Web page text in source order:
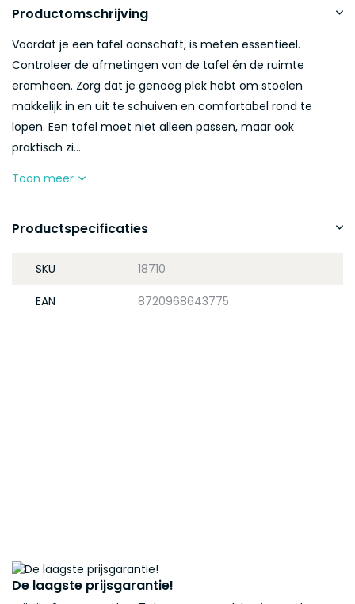
Productomschrijving
Voordat je een tafel aanschaft, is meten essentieel.
Controleer de afmetingen van de tafel én de ruimte
eromheen. Zorg dat je genoeg plek hebt om stoelen
makkelijk in en uit te schuiven en comfortabel rond te
lopen. Een tafel moet niet alleen passen, maar ook
praktisch zi...
Toon meer
Productspecificaties
SKU 18710
EAN 8720968643775
De laagste prijsgarantie!